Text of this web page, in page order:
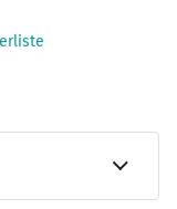
auf Augenhöhe